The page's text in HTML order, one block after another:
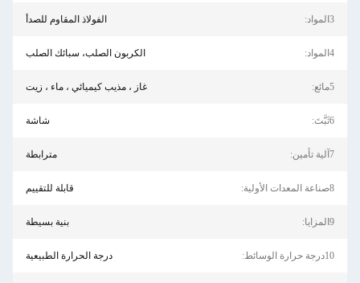
3المواد: الفولاذ المقاوم للصدأ
4المواد: الكربون الصلب، سبائك الصلب
5مائع: غاز ، مذيب كيميائي ، ماء ، زيت
6ثَبَّتَ: شاشة
7آلية تأمين: مترابطة
8صناعة المعدات الأولية: قابلة للتقييم
9المزايا: بنية بسيطة
10درجة حرارة الوسائط: درجة الحرارة الطبيعية